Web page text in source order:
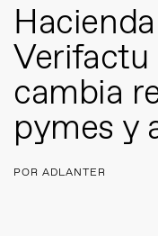
Verifactu
cambia
pymes y
POR ADLANTER